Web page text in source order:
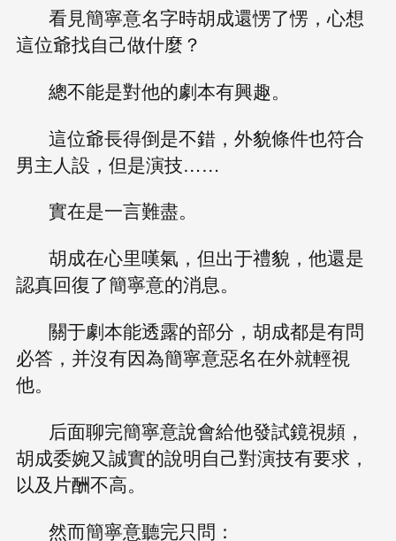
看見簡寧意名字時胡成還愣了愣，心想
這位爺找自己做什麼？
總不能是對他的劇本有興趣。
這位爺長得倒是不錯，外貌條件也符合
男主人設，但是演技……
實在是一言難盡。
胡成在心里嘆氣，但出于禮貌，他還是
認真回復了簡寧意的消息。
關于劇本能透露的部分，胡成都是有問
必答，并沒有因為簡寧意惡名在外就輕視
他。
后面聊完簡寧意說會給他發試鏡視頻，
胡成委婉又誠實的說明自己對演技有要求，
以及片酬不高。
然而簡寧意聽完只問：